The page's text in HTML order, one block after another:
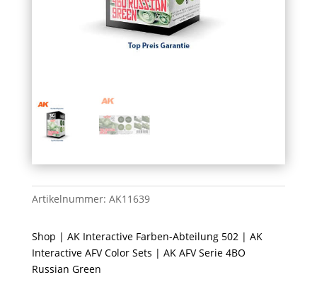
Artikelnummer: AK11639
Shop | AK Interactive Farben-Abteilung 502| AK
Interactive AFV Color Sets | AK AFV Serie 4BO
Russian Green